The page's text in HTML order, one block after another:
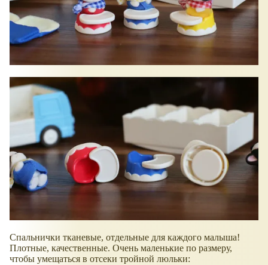
Спальнички тканевые, отдельные для каждого малыша!
Плотные, качественные. Очень маленькие по размеру,
чтобы умещаться в отсеки тройной люльки: